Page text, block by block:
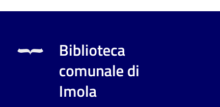
Biblioteca
comunale di
Imola